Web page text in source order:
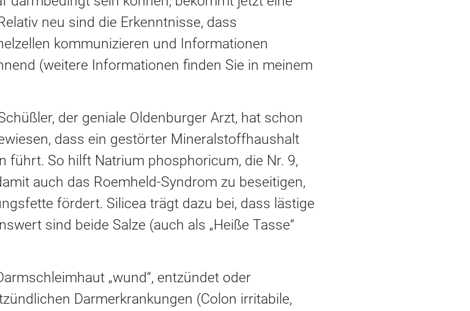
neu sind die Erkenntnisse, dass
kommunizieren und Informationen
(weitere Informationen finden Sie in meinem
der geniale Oldenburger Arzt, hat schon
dass ein gestörter Mineralstoffhaushalt
führt. So hilft Natrium phosphoricum, die Nr. 9,
auch das Roemheld-Syndrom zu beseitigen,
fördert. Silicea trägt dazu bei, dass lästige
sind beide Salze (auch als „Heiße Tasse“
„wund“, entzündet oder
Darmerkrankungen (Colon irritabile,